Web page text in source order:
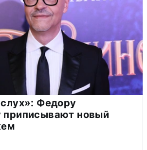
Федору
приписывают новый